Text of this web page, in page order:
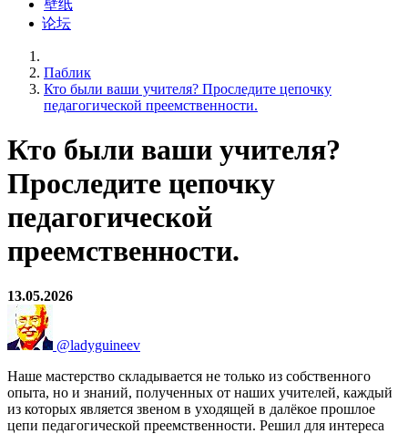
壁纸
论坛
Паблик
Кто были ваши учителя? Проследите цепочку
педагогической преемственности.
Кто были ваши учителя?
Проследите цепочку
педагогической
преемственности.
13.05.2026
@ladyguineev
Наше мастерство складывается не только из собственного
опыта, но и знаний, полученных от наших учителей, каждый
из которых является звеном в уходящей в далёкое прошлое
цепи педагогической преемственности. Решил для интереса